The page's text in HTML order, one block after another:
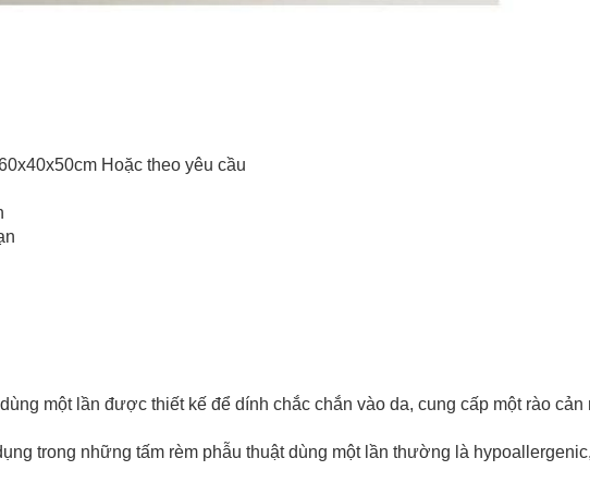
Hoặc theo yêu cầu
một lần được thiết kế để dính chắc chắn vào da, cung cấp một rào
trong những tấm rèm phẫu thuật dùng một lần thường là